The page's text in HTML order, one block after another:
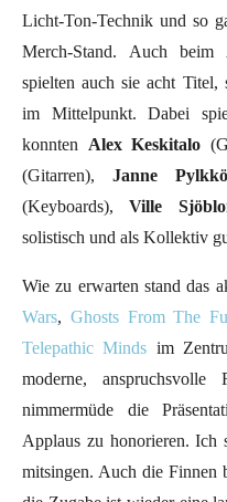
Licht-Ton-Technik und so
Merch-Stand. Auch
spielten auch sie acht Titel,
im Mittelpunkt. Dabei
konnten Alex Keskitalo
(Gitarren), Janne
(Keyboards),Ville
solistisch und als Kollektiv
Wie zu erwarten stand das
Wars, Ghosts From The
Telepathic Minds im
moderne,
nimmermüde die
Applaus zu honorieren. Ich
mitsingen. Auch die Finnen